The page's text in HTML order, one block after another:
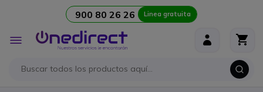
900 80 26 26 Linea gratuita
Toggle
Nav